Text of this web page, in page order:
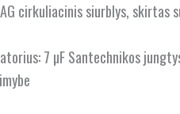
cirkuliacinis siurblys,
7 µF Santechnikos